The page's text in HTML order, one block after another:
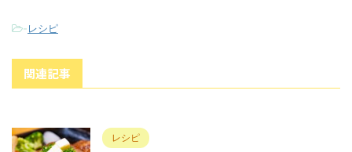
-レシピ
関連記事
レシピ